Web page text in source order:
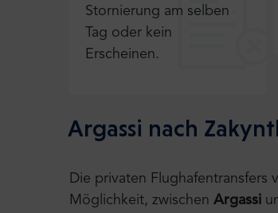
Stornierung am selben
Tag oder kein
Erscheinen.
Argassi nach
Die privaten
Möglichkeit, zwischen Argassi